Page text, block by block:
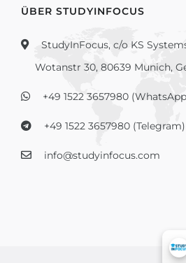
ÜBER STUDYINFOCUS
StudyInFocus, c/o KS
Wotanstr 30, 80639 Munich,
+49 1522 3657980
+49 1522 3657980 (Telegram)
info@studyinfocus.com